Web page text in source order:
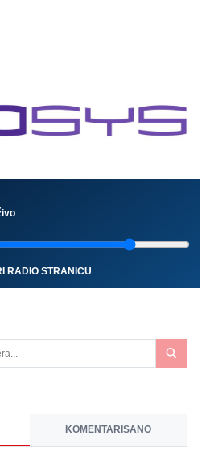
RADIO STRANICU
KOMENTARISANO